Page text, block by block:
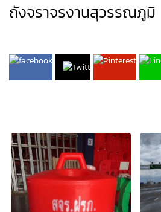
ถังจราจรงานสุวรรณภูมิ